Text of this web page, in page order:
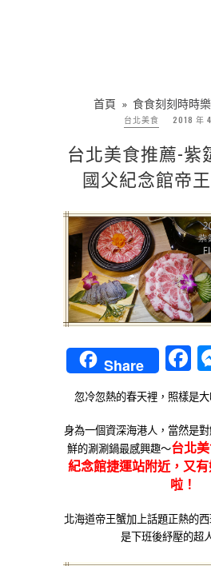
首頁 » 食食刻刻時時樂
台北美食
2018 年
台北美食推薦-紫
國父紀念館帝
Share
忽冷忽熱的春天裡，照樣是大
身為一個資深海港人，當然是對
鮮的涮涮鍋最感興趣～台北
紀念館捷運站附近，又
啦！
北海道帝王蟹加上話題正熱的西
是下班後紓壓的超